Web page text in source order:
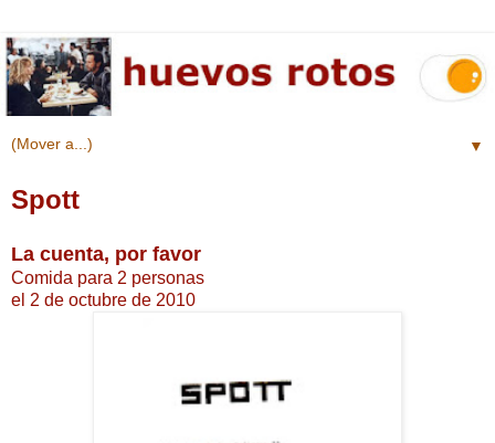
▼
Spott
La cuenta, por favor
Comida para 2 personas
el 2 de octubre de 2010